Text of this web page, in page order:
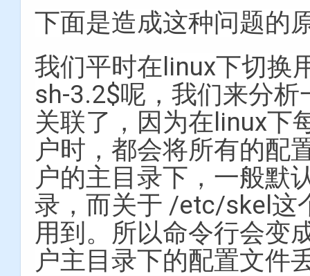
下面是造成这种问题的
我们平时在linux下切换
sh-3.2$呢，我们来分
关联了，因为在linux下
户时，都会将所有的配
户的主目录下，一般默
录，而关于 /etc/skel这
用到。所以命令行会变
户主目录下的配置文件